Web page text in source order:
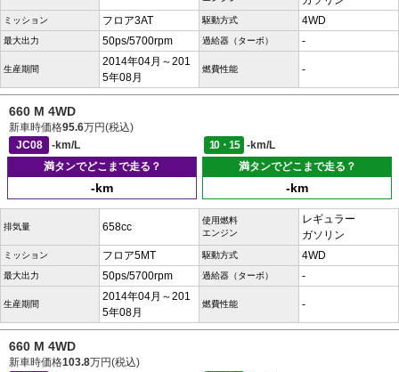
ミッション フロア3AT 駆動方式 4WD
最大出力 50ps/5700rpm 過給器（ターボ） -
生産期間
2014年04月～201
5年08月
燃費性能 -
660 M 4WD
新車時価格95.6万円(税込)
JC08
-km/L 10・15
-km/L
満タンでどこまで走る？
-km
満タンでどこまで走る？
-km
排気量 658cc
使用燃料
エンジン
レギュラー
ガソリン
ミッション フロア5MT 駆動方式 4WD
最大出力 50ps/5700rpm 過給器（ターボ） -
生産期間
2014年04月～201
5年08月
燃費性能 -
660 M 4WD
新車時価格103.8万円(税込)